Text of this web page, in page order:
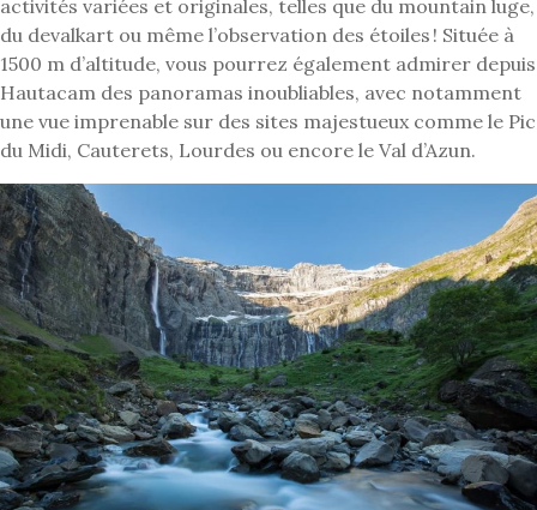
activités variées et originales, telles que du mountain luge,
du devalkart ou même l’observation des étoiles ! Située à
1500 m d’altitude, vous pourrez également admirer depuis
Hautacam des panoramas inoubliables, avec notamment
une vue imprenable sur des sites majestueux comme le Pic
du Midi, Cauterets, Lourdes ou encore le Val d’Azun.